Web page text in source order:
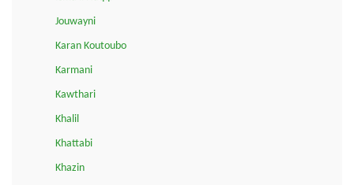
Jouwayni
Karan Koutoubo
Karmani
Kawthari
Khalil
Khattabi
Khazin